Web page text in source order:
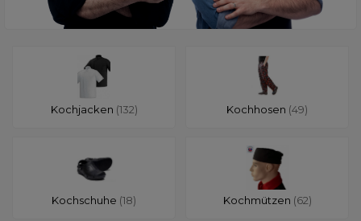
Kochjacken (132) Kochhosen (49)
Kochschuhe (18) Kochmützen (62)